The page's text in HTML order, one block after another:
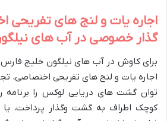
اجاره یات و لنج های
گذار خصوصی در آب های
برای کاوش در آب های نیلگون خلیج
اجاره یات و لنج های تفریحی اختصاصی،
توان گشت های دریایی لوکس را برنامه
کوچک اطراف به گشت وگذار پرداخت،